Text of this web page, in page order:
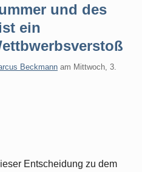
und des
ein
Beckmann am Mittwoch, 3.
Entscheidung zu dem